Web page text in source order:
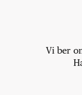
Vi ber